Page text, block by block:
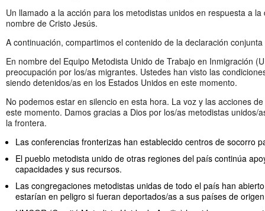
Un llamado a la acción para los metodistas unidos en respuesta a
nombre de Cristo Jesús.
A continuación, compartimos el contenido de la declaración
En nombre del Equipo Metodista Unido de Trabajo en Inmigración
preocupación por los/as migrantes. Ustedes han visto las
siendo detenidos/as en los Estados Unidos en este momento.
No podemos estar en silencio en esta hora. La voz y las acciones
este momento. Damos gracias a Dios por los/as metodistas
la frontera.
Las conferencias fronterizas han establecido centros de socorro
El pueblo metodista unido de otras regiones del país continúa
capacidades y sus recursos.
Las congregaciones metodistas unidas de todo el país han
estarían en peligro si fueran deportados/as a sus países de